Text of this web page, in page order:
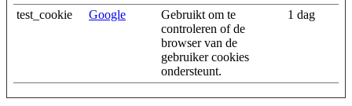
test_cookie Google
Gebruikt om te
controleren of de
browser van de
gebruiker cookies
ondersteunt.
1 dag